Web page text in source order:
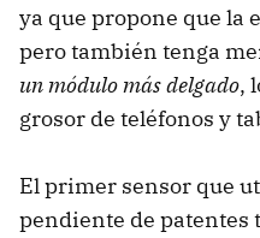
ya que propone que la
pero también tenga
un módulo más delgado,
grosor de teléfonos y
El primer sensor que
pendiente de patentes